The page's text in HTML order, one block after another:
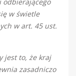
w świetle
w art. 45 ust.
jest to, że kraj
zasadniczo